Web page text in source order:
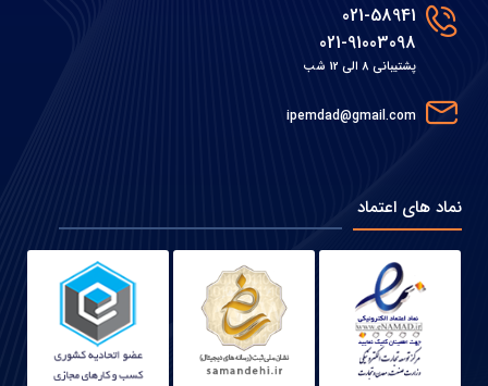
021-58941
021-91003098
پشتیبانی 8 الی 12 شب
ipemdad@gmail.com
نماد های اعتماد